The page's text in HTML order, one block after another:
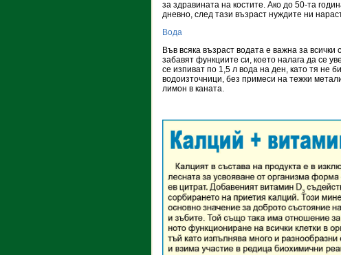
за здравината на костите. Ако до 50-та
дневно, след тази възраст нуждите ни
Вода
Във всяка възраст водата е важна за
забавят функциите си, което налага да се
се изпиват по 1,5 л вода на ден, като тя не
водоизточници, без примеси на тежки
лимон в каната.